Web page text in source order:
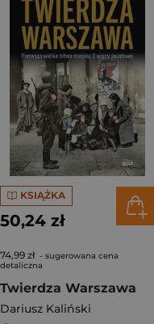
KSIĄŻKA
50,24 zł
74,99 zł - sugerowana cena
detaliczna
Twierdza Warszawa
Dariusz Kaliński